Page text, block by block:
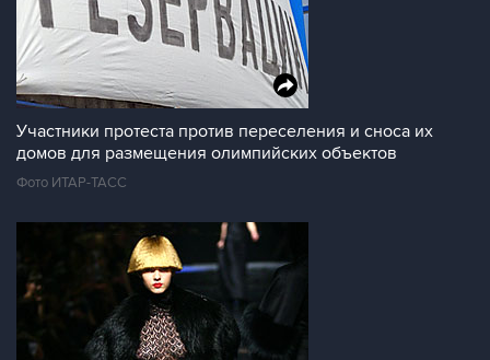
Участники протеста против переселения и сноса их
домов для размещения олимпийских объектов
Фото ИТАР-ТАСС